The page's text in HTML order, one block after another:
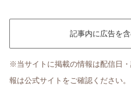
記事内に広告を
※当サイトに掲載の情報は配信日
報は公式サイトをご確認ください。